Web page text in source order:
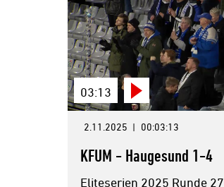
03:13
2.11.2025 | 00:03:13
KFUM - Haugesund 1-4
Eliteserien 2025 Runde 27